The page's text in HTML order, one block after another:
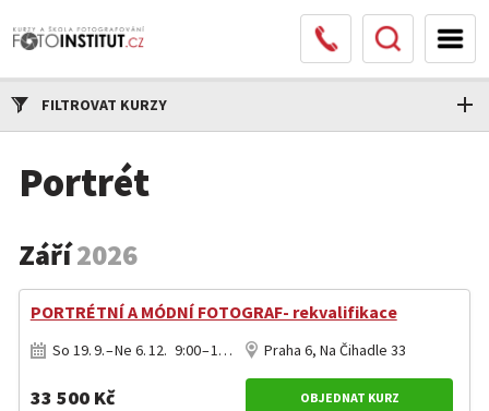
FILTROVAT KURZY
Portrét
Září2026
PORTRÉTNÍ A MÓDNÍ FOTOGRAF- rekvalifikace
So 19. 9. – Ne 6. 12. 9:00 – 17:00 Praha 6, Na Čihadle 33
33 500 Kč OBJEDNAT KURZ